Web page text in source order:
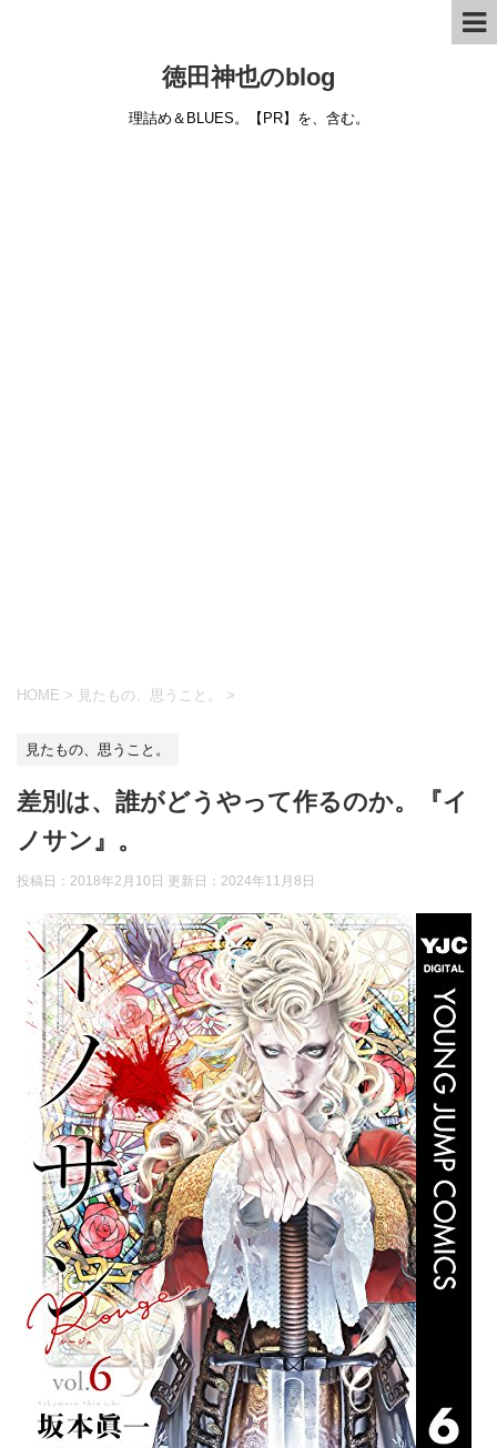
徳田神也のblog
理詰め＆BLUES。【PR】を、含む。
HOME > 見たもの、思うこと。 >
見たもの、思うこと。
差別は、誰がどうやって作るのか。『イ
ノサン』。
投稿日：2018年2月10日 更新日： 2024年11月8日